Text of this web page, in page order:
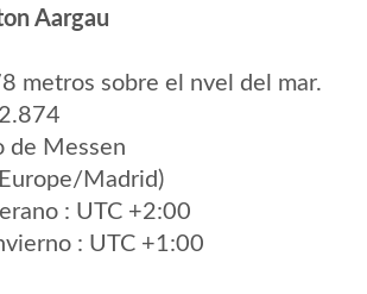
Aargau
metros sobre el nvel del mar.
de Messen
Madrid)
: UTC +2:00
: UTC +1:00